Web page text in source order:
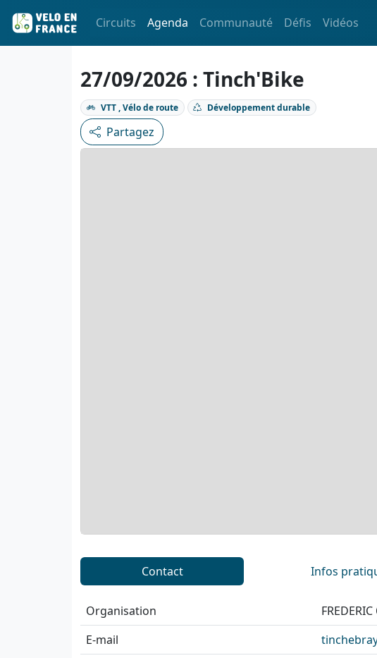
Circuits Agenda Communauté Défis Vidéos
27/09/2026 : Tinch'Bike
VTT , Vélo de route Développement durable
Partagez
Contact Infos
Organisation
E-mail